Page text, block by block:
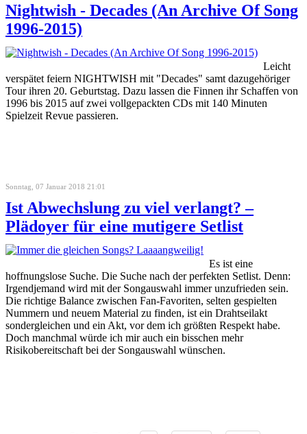
Nightwish - Decades (An Archive Of Song
1996-2015)
Leicht
verspätet feiern NIGHTWISH mit "Decades" samt dazugehöriger
Tour ihren 20. Geburtstag. Dazu lassen die Finnen ihr Schaffen von
1996 bis 2015 auf zwei vollgepackten CDs mit 140 Minuten
Spielzeit Revue passieren.
Sonntag, 07 Januar 2018 21:01
Ist Abwechslung zu viel verlangt? –
Plädoyer für eine mutigere Setlist
Es ist eine
hoffnungslose Suche. Die Suche nach der perfekten Setlist. Denn:
Irgendjemand wird mit der Songauswahl immer unzufrieden sein.
Die richtige Balance zwischen Fan-Favoriten, selten gespielten
Nummern und neuem Material zu finden, ist ein Drahtseilakt
sondergleichen und ein Akt, vor dem ich größten Respekt habe.
Doch manchmal würde ich mir auch ein bisschen mehr
Risikobereitschaft bei der Songauswahl wünschen.